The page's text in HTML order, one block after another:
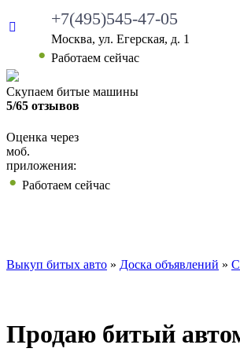
+7(495)545-47-05
Москва, ул. Егерская, д. 1
Работаем сейчас
Скупаем битые машины
5/65 отзывов
Оценка через
моб.
приложения:
Работаем сейчас
Выкуп битых авто » Доска объявлений »
Продаю битый